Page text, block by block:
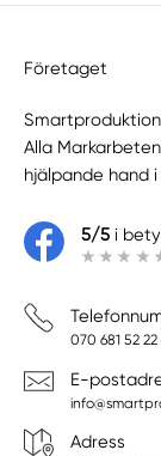
Företaget
Alla Markarbeten
hjälpande hand
5/5i
070 681 52 22
E-
Adress